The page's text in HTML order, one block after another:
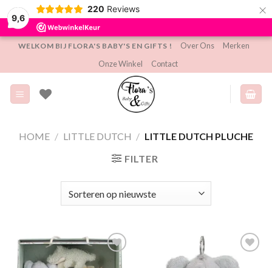
9,6
220 Reviews ×
inhoud
WELKOM BIJ FLORA'S BABY'S EN GIFTS ! Over Ons
Merken
Onze Winkel
Contact
HOME / LITTLE DUTCH / LITTLE DUTCH PLUCHE
FILTER